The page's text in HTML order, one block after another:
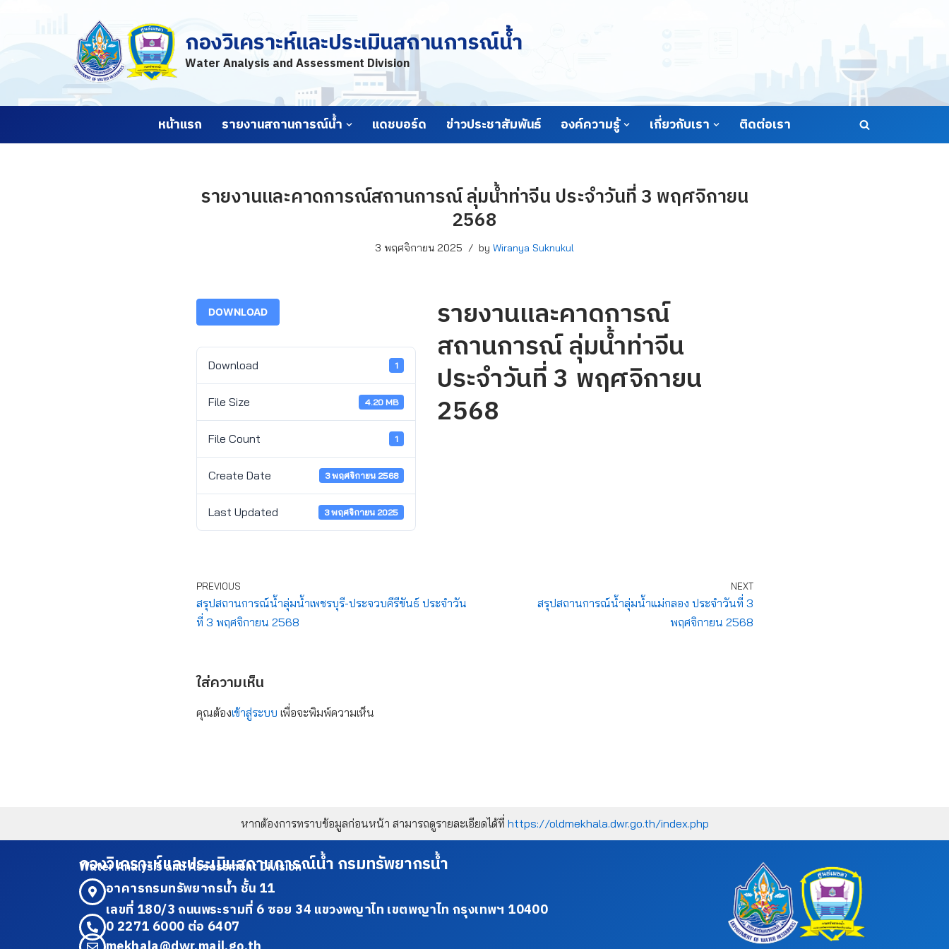
กองวิเคราะห์และประเมินสถานการณ์น้ำ
Water Analysis and Assessment Division
หน้าแรก รายงานสถานการณ์น้ำ แดชบอร์ด ข่าวประชาสัมพันธ์ องค์ความรู้ เกี่ยวกับเรา ติดต่อเรา
รายงานและคาดการณ์สถานการณ์ ลุ่มน้ำท่าจีน ประจำวันที่ 3 พฤศจิกายน
2568
3 พฤศจิกายน 2025 by Wiranya Suknukul
DOWNLOAD
Download 1
File Size 4.20 MB
File Count 1
Create Date 3 พฤศจิกายน 2568
Last Updated 3 พฤศจิกายน 2025
รายงานและคาดการณ์
สถานการณ์ ลุ่มน้ำท่าจีน
ประจำวันที่ 3 พฤศจิกายน
2568
PREVIOUS
สรุปสถานการณ์น้ำลุ่มน้ำเพชรบุรี-ประจวบคีรีขันธ์ ประจำวัน
ที่ 3 พฤศจิกายน 2568
NEXT
สรุปสถานการณ์น้ำลุ่มน้ำแม่กลอง ประจำวันที่ 3
พฤศจิกายน 2568
ใส่ความเห็น
คุณต้องเข้าสู่ระบบ เพื่อจะพิมพ์ความเห็น
หากต้องการทราบข้อมูลก่อนหน้า สามารถดูรายละเอียดได้ที่ https://oldmekhala.dwr.go.th/index.php
กองวิเคราะห์และประเมินสถานการณ์น้ำ กรมทรัพยากรน้ำ
Water Analysis and Assessment Division
อาคารกรมทรัพยากรน้ำ ชั้น 11
เลขที่ 180/3 ถนนพระรามที่ 6 ซอย 34 แขวงพญาไท เขตพญาไท กรุงเทพฯ 10400
0 2271 6000 ต่อ 6407